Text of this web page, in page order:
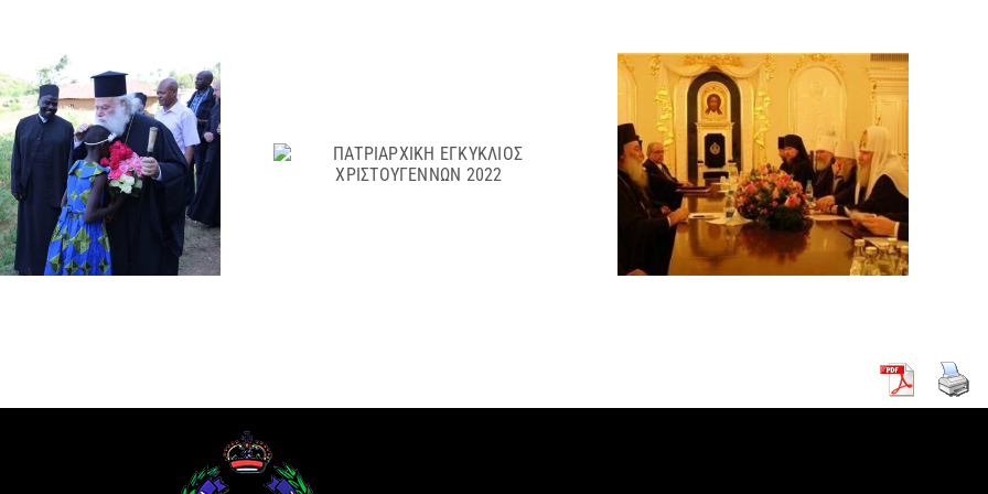
ΠΑΤΡΙΑΡΧΙΚΗ
ΕΓΚΥΚΛΙΟΣ
ΧΡΙΣΤΟΥΓΕΝΝΩΝ 2022
ΠΑΤΡΙΑΡΧΙΚΗ
ΕΓΚΥΚΛΙΟΣ ΠΑΣΧΑ